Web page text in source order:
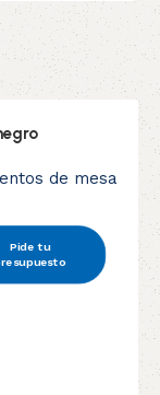
de mesa
Pide tu